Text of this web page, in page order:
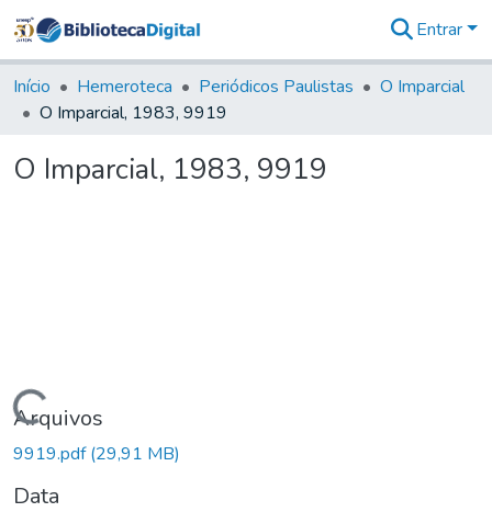
&
Coleções
Tudo na
Digital
Entrar
Início Hemeroteca Periódicos Paulistas
O Imparcial
O Imparcial, 1983, 9919
O Imparcial, 1983, 9919
Carregando...
Arquivos
9919.pdf(29,91 MB)
Data